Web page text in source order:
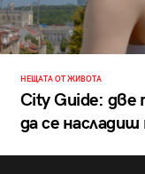
НЕЩАТА ОТ ЖИВОТА
City Guide:
да се